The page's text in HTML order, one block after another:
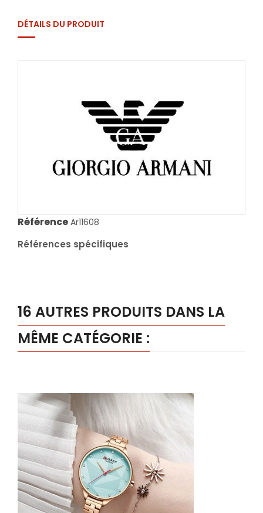
DÉTAILS DU PRODUIT
Référence Ar11608
Références spécifiques
16 AUTRES PRODUITS DANS LA
MÊME CATÉGORIE :